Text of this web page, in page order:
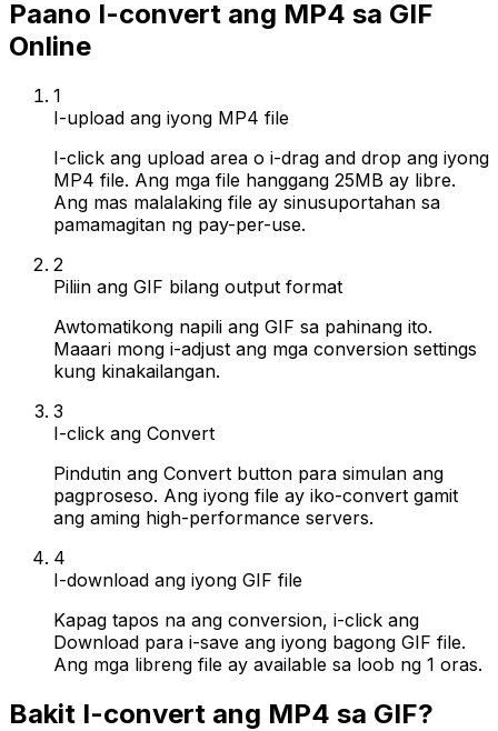
Paano I-convert ang MP4 sa GIF
Online
1
I-upload ang iyong MP4 file
I-click ang upload area o i-drag and drop ang iyong
MP4 file. Ang mga file hanggang 25MB ay libre.
Ang mas malalaking file ay sinusuportahan sa
pamamagitan ng pay-per-use.
2
Piliin ang GIF bilang output format
Awtomatikong napili ang GIF sa pahinang ito.
Maaari mong i-adjust ang mga conversion settings
kung kinakailangan.
3
I-click ang Convert
Pindutin ang Convert button para simulan ang
pagproseso. Ang iyong file ay iko-convert gamit
ang aming high-performance servers.
4
I-download ang iyong GIF file
Kapag tapos na ang conversion, i-click ang
Download para i-save ang iyong bagong GIF file.
Ang mga libreng file ay available sa loob ng 1 oras.
Bakit I-convert ang MP4 sa GIF?